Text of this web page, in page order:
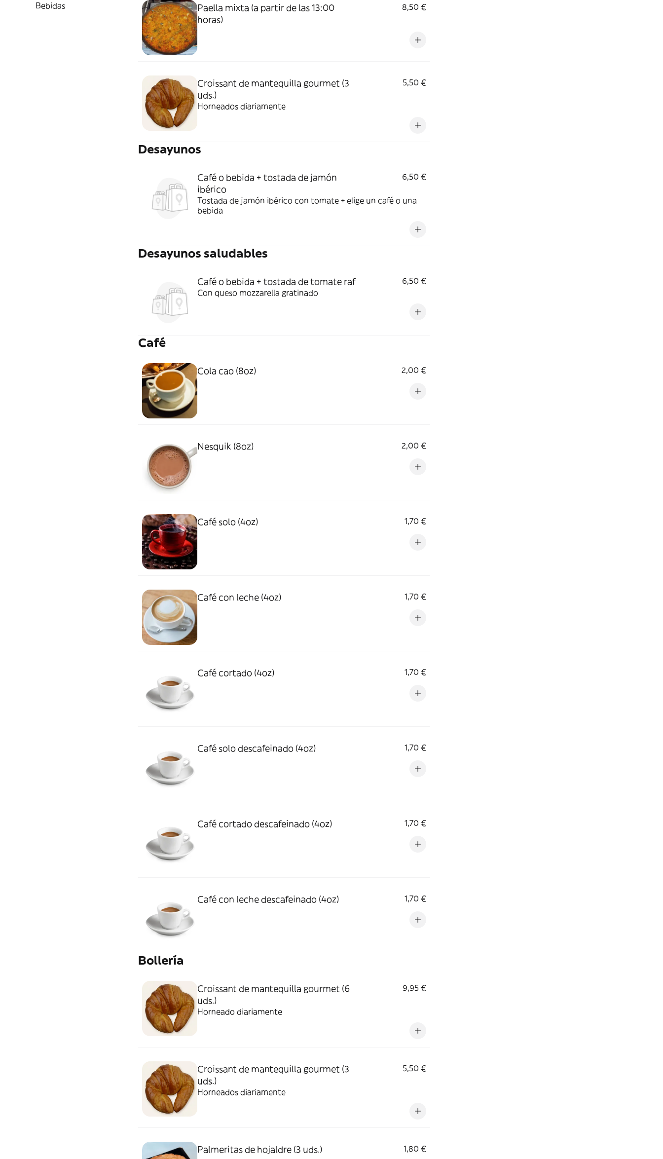
Bebidas
Paella mixta (a partir de las 13:00
horas)
8,50 €
Croissant de mantequilla gourmet (3
uds.)
5,50 €
Horneados diariamente
Desayunos
Café o bebida + tostada de jamón
ibérico
6,50 €
Tostada de jamón ibérico con tomate + elige un café o una
bebida
Desayunos saludables
Café o bebida + tostada de tomate raf
6,50 €
Con queso mozzarella gratinado
Café
Cola cao (8oz) 2,00 €
Nesquik (8oz) 2,00 €
Café solo (4oz) 1,70 €
Café con leche (4oz) 1,70 €
Café cortado (4oz) 1,70 €
Café solo descafeinado (4oz) 1,70 €
Café cortado descafeinado (4oz) 1,70 €
Café con leche descafeinado (4oz) 1,70 €
Bollería
Croissant de mantequilla gourmet (6
uds.)
9,95 €
Horneado diariamente
Croissant de mantequilla gourmet (3
uds.)
5,50 €
Horneados diariamente
Palmeritas de hojaldre (3 uds.) 1,80 €